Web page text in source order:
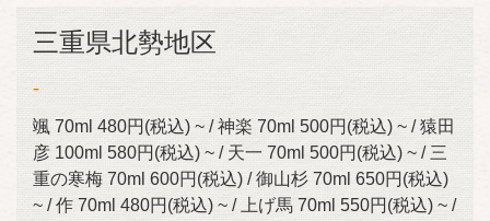
三重県北勢地区
-
颯 70ml 480円(税込) ~ / 神楽 70ml 500円(税込) ~ / 猿田
彦 100ml 580円(税込) ~ / 天一 70ml 500円(税込) ~ / 三
重の寒梅 70ml 600円(税込) / 御山杉 70ml 650円(税込)
~ / 作 70ml 480円(税込) ~ / 上げ馬 70ml 550円(税込) ~ /